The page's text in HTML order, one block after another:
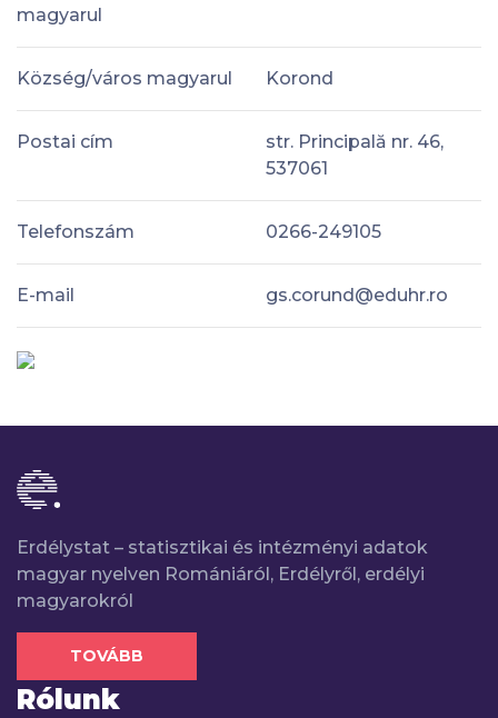
magyarul
Község/város magyarul Korond
Postai cím
str. Principală nr. 46,
537061
Telefonszám 0266-249105
E-mail gs.corund@eduhr.ro
Erdélystat – statisztikai és intézményi adatok
magyar nyelven Romániáról, Erdélyről, erdélyi
magyarokról
TOVÁBB
Rólunk